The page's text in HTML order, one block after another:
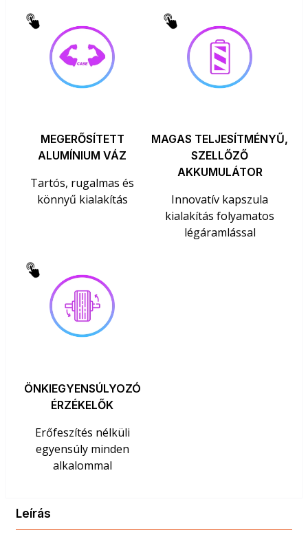
MEGERŐSÍTETT
ALUMÍNIUM VÁZ
Tartós, rugalmas és
könnyű kialakítás
MAGAS TELJESÍTMÉNYŰ,
SZELLŐZŐ
AKKUMULÁTOR
Innovatív kapszula
kialakítás folyamatos
légáramlással
ÖNKIEGYENSÚLYOZÓ
ÉRZÉKELŐK
Erőfeszítés nélküli
egyensúly minden
alkalommal
Leírás